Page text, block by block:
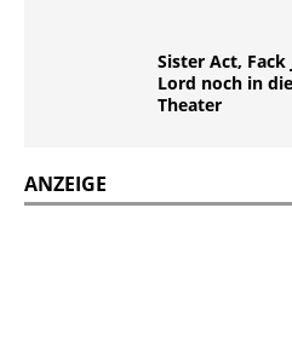
Sister Act,
Lord noch in
Theater
ANZEIGE